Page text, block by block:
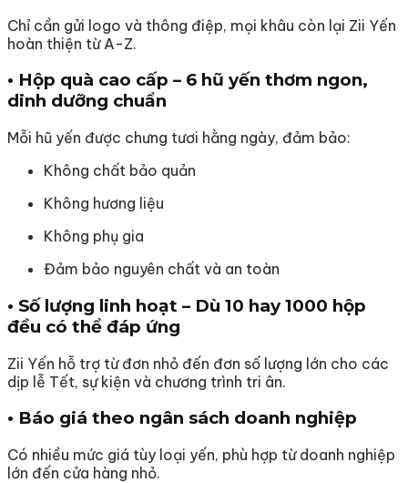
Chỉ cần gửi logo và thông điệp, mọi khâu còn lại Zii Yến
hoàn thiện từ A-Z.
• Hộp quà cao cấp – 6 hũ yến thơm ngon,
dinh dưỡng chuẩn
Mỗi hũ yến được chưng tươi hằng ngày, đảm bảo:
Không chất bảo quản
Không hương liệu
Không phụ gia
Đảm bảo nguyên chất và an toàn
• Số lượng linh hoạt – Dù 10 hay 1000 hộp
đều có thể đáp ứng
Zii Yến hỗ trợ từ đơn nhỏ đến đơn số lượng lớn cho các
dịp lễ Tết, sự kiện và chương trình tri ân.
• Báo giá theo ngân sách doanh nghiệp
Có nhiều mức giá tùy loại yến, phù hợp từ doanh nghiệp
lớn đến cửa hàng nhỏ.